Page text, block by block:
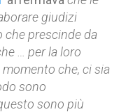
giudizi
che prescinde da
… per la loro
che, ci sia
sono
sono più